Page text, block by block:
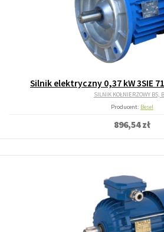
Silnik elektryczny 0,37 kW 3SIE
SILNIK KOŁNIERZOWY B5,
Producent: Besel
896,54 zł